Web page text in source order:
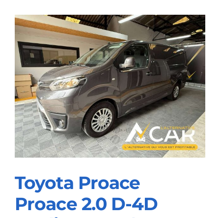
Coupé
218iA
OPF
PACK
M
GARANTIE
12M
Toyota Proace Proace
Toyota Proace
Proace 2.0 D-4D